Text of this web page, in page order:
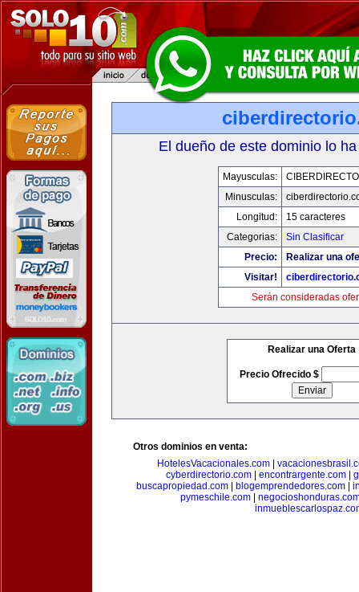
El dueño de este dominio lo
Mayusculas:
Minusculas:
Longitud:
15 caracteres
Categorias:
Sin Clasificar
Precio:
Realizar una
Visitar!
Serán consideradas
Realizar una Oferta
Precio Ofrecido $
Otros dominios en venta:
HotelesVacacionales.com|
cyberdirectorio.com| encontrargente.com|
buscapropiedad.com| blogemprendedores.com|
pymeschile.com|